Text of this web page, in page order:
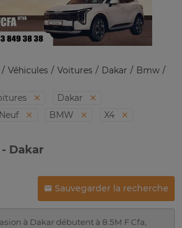
Véhicules Voitures Dakar Bmw
Dakar
Neuf BMW
X4
Dakar
Sauvegarder la recherche
à Dakar débutent à 8.5M F Cfa,